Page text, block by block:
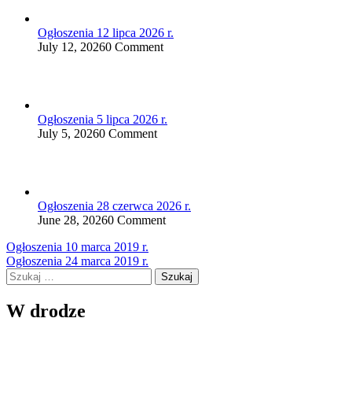
Ogłoszenia 12 lipca 2026 r.
July 12, 20260 Comment
Ogłoszenia 5 lipca 2026 r.
July 5, 20260 Comment
Ogłoszenia 28 czerwca 2026 r.
June 28, 20260 Comment
Nawigacja
wpisu
Ogłoszenia 10 marca 2019 r.
Ogłoszenia 24 marca 2019 r.
Szukaj:
W drodze